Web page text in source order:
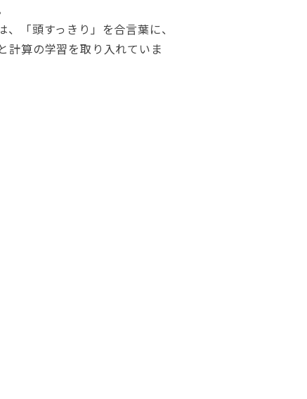
「頭すっきり」を合言葉に、
計算の学習を取り入れていま